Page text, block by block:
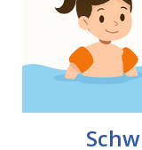
Beitrags-
Navigation
Winterzauber